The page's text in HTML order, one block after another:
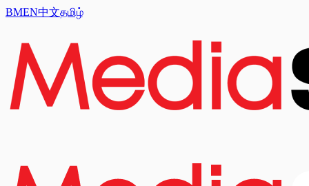
BMEN中文தமிழ்